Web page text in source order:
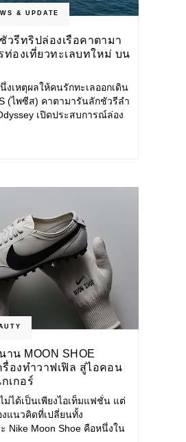
& UPDATE
ชัวรีทริปล่องเรือคาตามา
องเที่ยวทะเลบทใหม่ บน
งเหตุผลให้คนรักทะเลออกเดิน
(ไพซีส) คาตามารันลักชัวรีลำ
เปิดประสบการณ์ล่อง
ดวกสบายแบบโรงแรมระดับ
าน MOON SHOE
รื่องทำวาฟเฟิล สู่ไอคอน
เกอร์
ม่ได้เป็นเพียงไอเท็มแฟชั่น แต่
แนวคิดที่เปลี่ยนทั้ง
Nike Moon Shoe คือหนึ่งใน